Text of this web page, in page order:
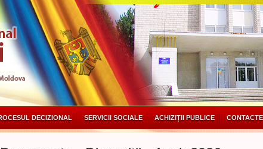
DECIZIONAL SERVICII SOCIALE ACHIZIȚII PUBLICE CONTACTE